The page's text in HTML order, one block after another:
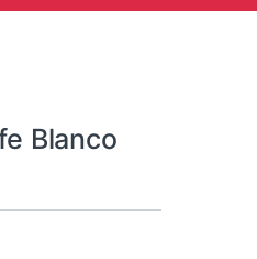
Blanco